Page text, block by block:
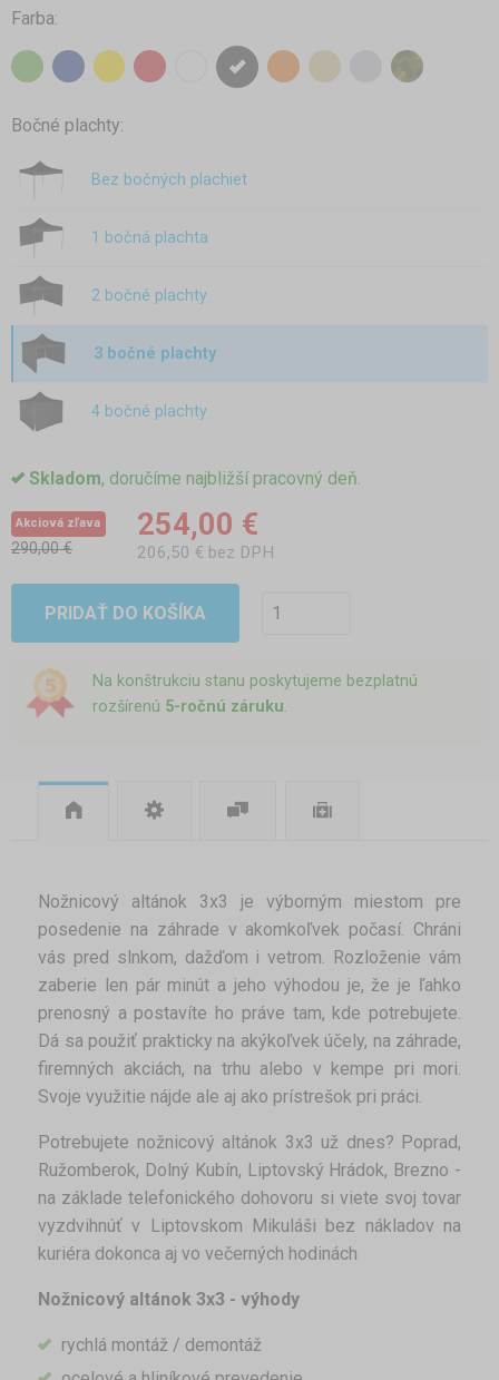
Farba:
Bočné plachty:
Bez bočných plachiet
1 bočná plachta
2 bočné plachty
3 bočné plachty
4 bočné plachty
Skladom, doručíme najbližší pracovný deň.
Akciová zľava
290,00 €
254,00 €
206,50 € bez DPH
PRIDAŤ DO KOŠÍKA
Na konštrukciu stanu poskytujeme bezplatnú
rozšírenú 5-ročnú záruku.
Nožnicový altánok 3x3 je výborným miestom pre
posedenie na záhrade v akomkoľvek počasí. Chráni
vás pred slnkom, dažďom i vetrom. Rozloženie vám
zaberie len pár minút a jeho výhodou je, že je ľahko
prenosný a postavíte ho práve tam, kde potrebujete.
Dá sa použiť prakticky na akýkoľvek účely, na záhrade,
firemných akciách, na trhu alebo v kempe pri mori.
Svoje využitie nájde ale aj ako prístrešok pri práci.
Potrebujete nožnicový altánok 3x3 už dnes? Poprad,
Ružomberok, Dolný Kubín, Liptovský Hrádok, Brezno -
na základe telefonického dohovoru si viete svoj tovar
vyzdvihnúť v Liptovskom Mikuláši bez nákladov na
kuriéra dokonca aj vo večerných hodinách
Nožnicový altánok 3x3 - výhody
rychlá montáž / demontáž